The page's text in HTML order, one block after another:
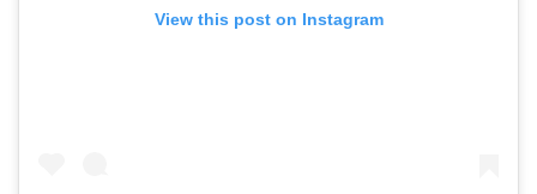
View this post on Instagram